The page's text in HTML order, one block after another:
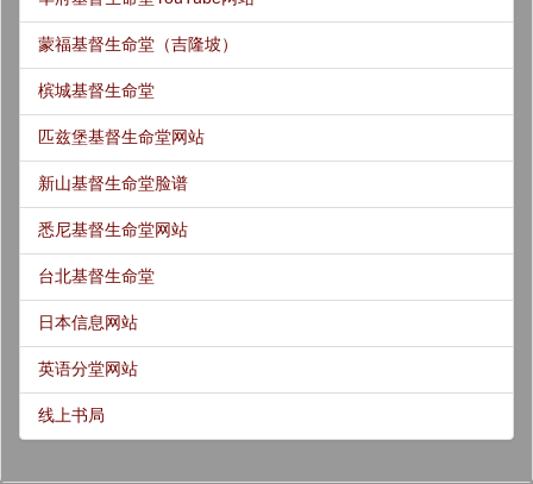
蒙福基督生命堂（吉隆坡）
槟城基督生命堂
匹兹堡基督生命堂网站
新山基督生命堂脸谱
悉尼基督生命堂网站
台北基督生命堂
日本信息网站
英语分堂网站
线上书局